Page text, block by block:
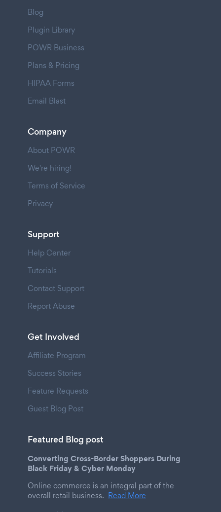
Blog
Plugin Library
POWR Business
Plans & Pricing
HIPAA Forms
Email Blast
Company
About POWR
We're hiring!
Terms of Service
Privacy
Support
Help Center
Tutorials
Contact Support
Report Abuse
Get Involved
Affiliate Program
Success Stories
Feature Requests
Guest Blog Post
Featured Blog post
Converting Cross-Border Shoppers During
Black Friday & Cyber Monday
Online commerce is an integral part of the
overall retail business. Read More